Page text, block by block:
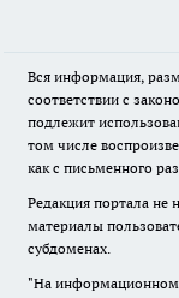
Вся информация,
соответствии с
подлежит
том числе
как с письменного
Редакция портала не
материалы
субдоменах.
"На информационном